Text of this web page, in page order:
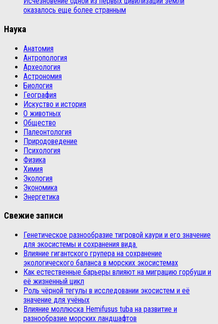
оказалось еще более странным
Наука
Анатомия
Антропология
Археология
Астрономия
Биология
География
Искуство и история
О животных
Общество
Палеонтология
Природоведение
Психология
Физика
Химия
Экология
Экономика
Энергетика
Свежие записи
Генетическое разнообразие тигровой каури и его значение
для экосистемы и сохранения вида.
Влияние гигантского групера на сохранение
экологического баланса в морских экосистемах
Как естественные барьеры влияют на миграцию горбуши и
её жизненный цикл
Роль чёрной тегулы в исследовании экосистем и её
значение для учёных
Влияние моллюска Hemifusus tuba на развитие и
разнообразие морских ландшафтов